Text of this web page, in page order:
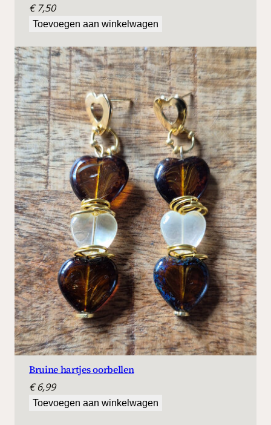
€7,50
Toevoegen aan winkelwagen
Bruine hartjes oorbellen
€6,99
Toevoegen aan winkelwagen